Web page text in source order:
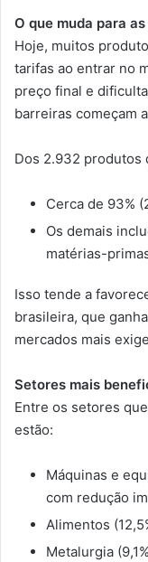
O que muda para
Hoje, muitos
tarifas ao entrar no
preço final e
barreiras começam
Dos 2.932 produtos
Cerca de 93%
Os demais
matérias-
Isso tende a
brasileira, que
mercados mais
Setores mais
Entre os setores
estão:
Máquinas e
com redução
Alimentos
Metalurgia